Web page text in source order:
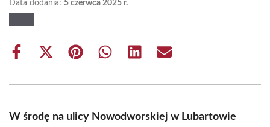
Data dodania: 5 czerwca 2025 r.
Share
Share
(Twitter)
Share Share Share Share
W środę na ulicy Nowodworskiej w Lubartowie